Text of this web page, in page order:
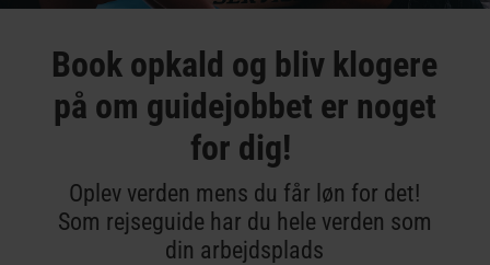
Book opkald og bliv klogere
på om guidejobbet er noget
for dig!
Oplev verden mens du får løn for det!
Som rejseguide har du hele verden som
din arbejdsplads